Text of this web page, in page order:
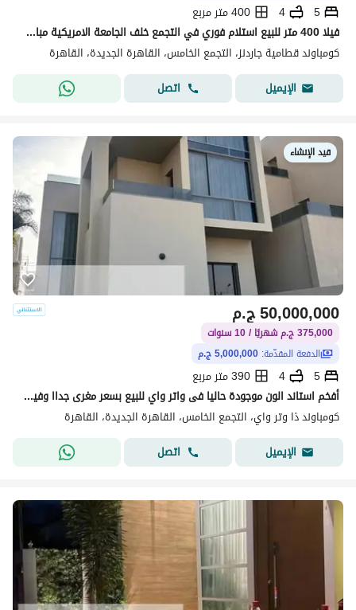
5
4
400 متر مربع
فيلا 400 متر للبيع استلام فوري في التجمع خلف الجامعة الامريكية مباشرة في كمبوند قائم وساكن بالفعل
كومباوند قطامية جاردنز، التجمع الخامس، القاهرة الجديدة، القاهرة
الإيميل
اتصل
قيد الإنشاء
ج.م50,000,000
375,000 ج.م شهريًا / 10 سنوات
الدفعة المقدّمة: 5,000,000 ج.م
5
4
390 متر مربع
أفخم استاند الون موجودة حاليا فى واتر واي للبيع بسعر مغرى جداا وفيو خطير من المسطحات المائية واللاند سكيب بكاش (5 مليون )
كومباوند ذا وتر واي، التجمع الخامس، القاهرة الجديدة، القاهرة
الإيميل
اتصل